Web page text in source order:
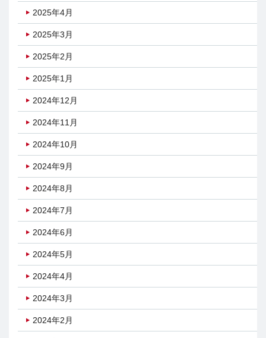
2025年4月
2025年3月
2025年2月
2025年1月
2024年12月
2024年11月
2024年10月
2024年9月
2024年8月
2024年7月
2024年6月
2024年5月
2024年4月
2024年3月
2024年2月